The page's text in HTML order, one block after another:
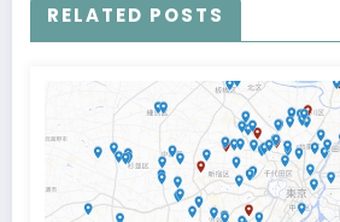
RELATED POSTS